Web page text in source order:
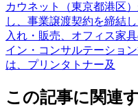
カウネット（東京都港区
し、事業譲渡契約を締結
入れ・販売、オフィス家
イン・コンサルテーショ
は、プリンタトナー及
この記事に関連